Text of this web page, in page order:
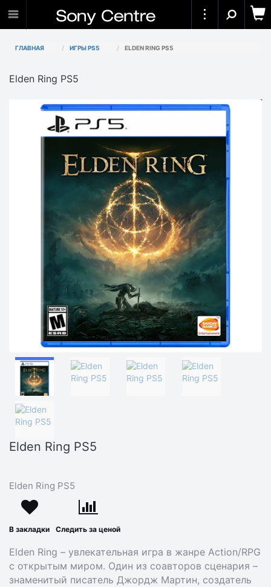
ГЛАВНАЯ ИГРЫ PS5 ELDEN RING PS5
Elden Ring PS5
АКЦИЯ
Elden Ring PS5
Elden Ring PS5
В закладки Следить за ценой
Elden Ring – увлекательная игра в жанре Action/RPG
с открытым миром. Один из соавторов сценария –
знаменитый писатель Джордж Мартин, создатель